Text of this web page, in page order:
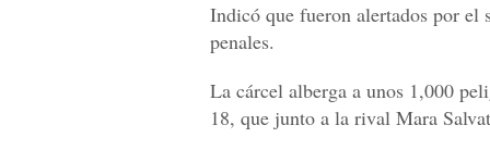
Indicó que fueron alertados por el
penales.
La cárcel alberga a unos 1,000
18, que junto a la rival Mara